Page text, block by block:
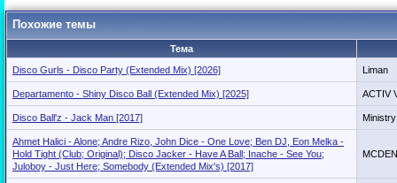
Похожие темы
Тема
Disco Gurls - Disco Party (Extended Mix) [2026]
Liman
Departamento - Shiny Disco Ball (Extended Mix) [2025] ACTIV
Disco Ball'z - Jack Man [2017] Ministry
Ahmet Halici - Alone; Andre Rizo, John Dice - One Love; Ben DJ, Eon Melka -
Hold Tight (Club; Original); Disco Jacker - Have A Ball; Inache - See You;
Juloboy - Just Here; Somebody (Extended Mix's) [2017]